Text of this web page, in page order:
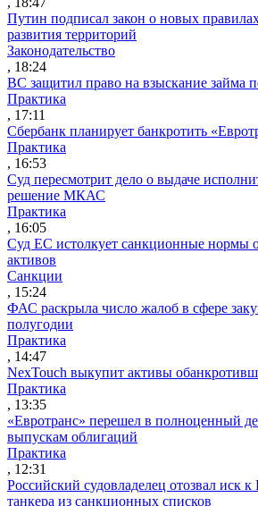
Путин подписал закон о новых
развития территорий
Законодательство
, 18:24
ВС защитил право на взыскание займа
Практика
, 17:11
Сбербанк планирует банкротить
Практика
, 16:53
Суд пересмотрит дело о выдаче
решение МКАС
Практика
, 16:05
Суд ЕС истолкует санкционные нормы
активов
Санкции
, 15:24
ФАС раскрыла число жалоб в сфере
полугодии
Практика
, 14:47
NexTouch выкупит активы
Практика
, 13:35
«Евротранс» перешел в полноценный
выпускам облигаций
Практика
, 12:31
Российский судовладелец отозвал иск
танкера из санкционных списков